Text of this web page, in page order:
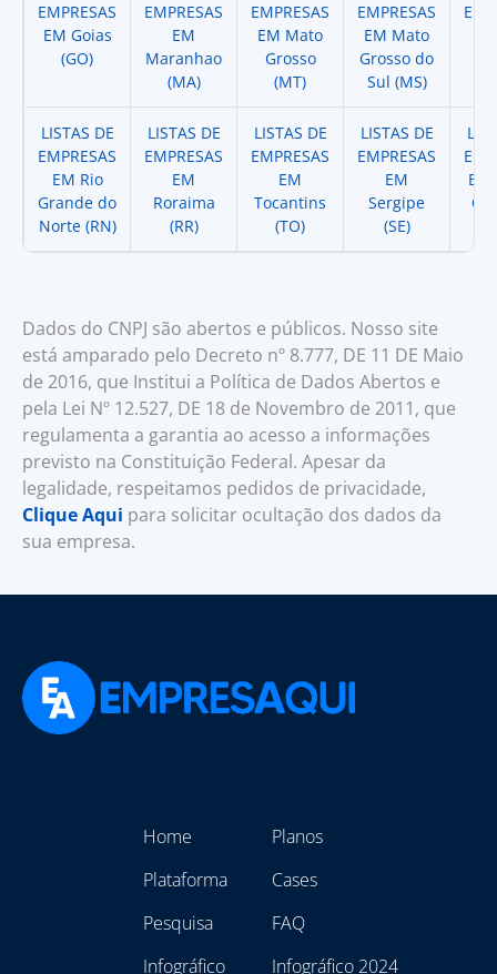
EMPRESAS
EM Goias
(GO)
EMPRESAS
EM
Maranhao
(MA)
EMPRESAS
EM Mato
Grosso
(MT)
EMPRESAS
EM Mato
Grosso do
Sul (MS)
LISTAS DE
EMPRESAS
EM Rio
Grande do
Norte (RN)
LISTAS DE
EMPRESAS
EM
Roraima
(RR)
LISTAS DE
EMPRESAS
EM
Tocantins
(TO)
LISTAS DE
EMPRESAS
EM
Sergipe
(SE)
EM
Dados do CNPJ são abertos e públicos. Nosso site
está amparado pelo Decreto nº 8.777, DE 11 DE Maio
de 2016, que Institui a Política de Dados Abertos e
pela Lei Nº 12.527, DE 18 de Novembro de 2011, que
regulamenta a garantia ao acesso a informações
previsto na Constituição Federal. Apesar da
legalidade, respeitamos pedidos de privacidade,
Clique Aqui para solicitar ocultação dos dados da
sua empresa.
Home
Plataforma
Pesquisa
Infográfico
Planos
Cases
FAQ
Infográfico 2024